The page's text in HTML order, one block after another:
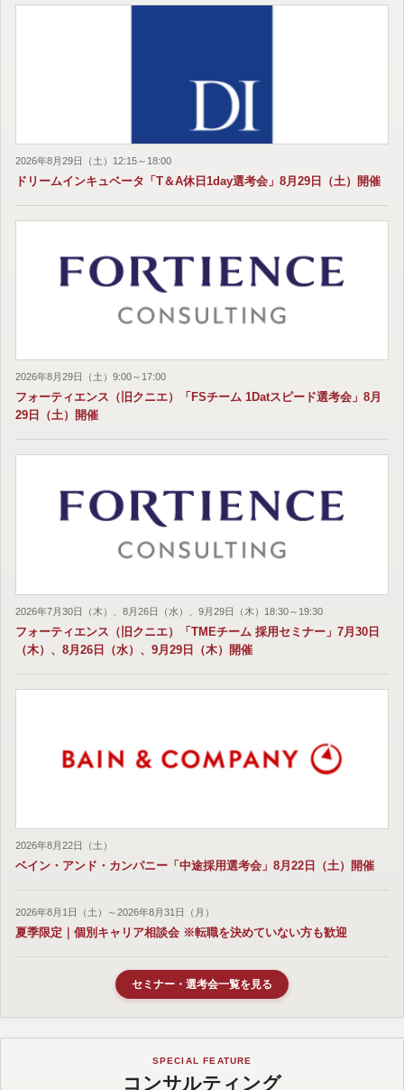
2026年8月29日（土）12:15～18:00
ドリームインキュベータ「T＆A休日1day選考会」8月29日（土）開催
2026年8月29日（土）9:00～17:00
フォーティエンス（旧クニエ）「FSチーム 1Datスピード選考会」8月
29日（土）開催
2026年7月30日（木）、8月26日（水）、9月29日（木）18:30～19:30
フォーティエンス（旧クニエ）「TMEチーム 採用セミナー」7月30日
（木）、8月26日（水）、9月29日（木）開催
2026年8月22日（土）
ベイン・アンド・カンパニー「中途採用選考会」8月22日（土）開催
2026年8月1日（土）～2026年8月31日（月）
夏季限定｜個別キャリア相談会 ※転職を決めていない方も歓迎
セミナー・選考会一覧を見る
SPECIAL FEATURE
コンサルティング